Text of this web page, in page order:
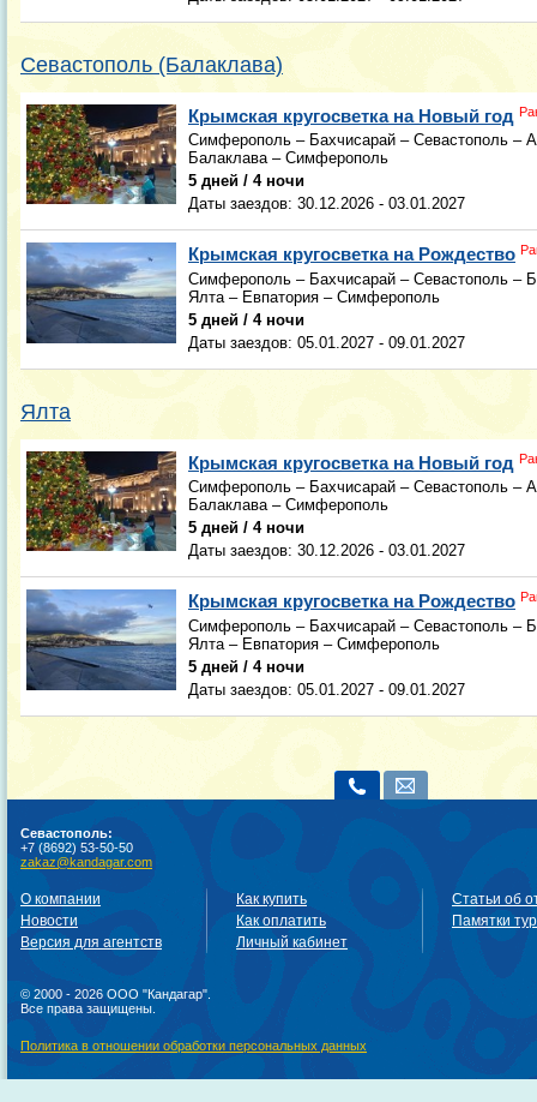
Севастополь (Балаклава)
Крымская кругосветка на Новый год
Симферополь – Бахчисарай – Севастополь –
Балаклава – Симферополь
5 дней / 4 ночи
Даты заездов: 30.12.2026 - 03.01.2027
Крымская кругосветка на Рождество
Симферополь – Бахчисарай – Севастополь –
Ялта – Евпатория – Симферополь
5 дней / 4 ночи
Даты заездов: 05.01.2027 - 09.01.2027
Ялта
Крымская кругосветка на Новый год
Симферополь – Бахчисарай – Севастополь –
Балаклава – Симферополь
5 дней / 4 ночи
Даты заездов: 30.12.2026 - 03.01.2027
Крымская кругосветка на Рождество
Симферополь – Бахчисарай – Севастополь –
Ялта – Евпатория – Симферополь
5 дней / 4 ночи
Даты заездов: 05.01.2027 - 09.01.2027
Севастополь:
+7 (8692) 53-50-50
zakaz@kandagar.com
О компании
Новости
Версия для агентств
Как купить
Как оплатить
Личный кабинет
Статьи об
Памятки
© 2000 - 2026 ООО "Кандагар".
Все права защищены.
Политика в отношении обработки персональных данных